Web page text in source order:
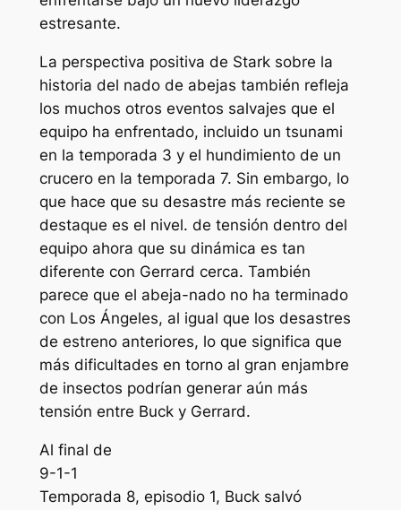
estresante.
La perspectiva positiva de Stark sobre la
historia del nado de abejas también refleja
los muchos otros eventos salvajes que el
equipo ha enfrentado, incluido un tsunami
en la temporada 3 y el hundimiento de un
crucero en la temporada 7. Sin embargo, lo
que hace que su desastre más reciente se
destaque es el nivel. de tensión dentro del
equipo ahora que su dinámica es tan
diferente con Gerrard cerca. También
parece que el abeja-nado no ha terminado
con Los Ángeles, al igual que los desastres
de estreno anteriores, lo que significa que
más dificultades en torno al gran enjambre
de insectos podrían generar aún más
tensión entre Buck y Gerrard.
Al final de
9-1-1
Temporada 8, episodio 1, Buck salvó